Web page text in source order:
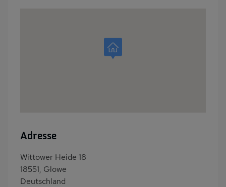
Adresse
Wittower Heide 18
18551, Glowe
Deutschland